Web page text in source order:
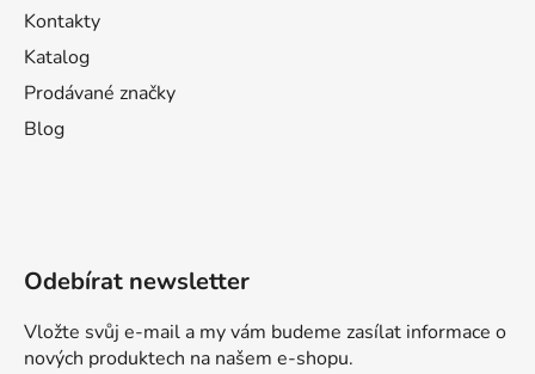
Kontakty
Katalog
Prodávané značky
Blog
Odebírat newsletter
Vložte svůj e-mail a my vám budeme zasílat informace o
nových produktech na našem e-shopu.